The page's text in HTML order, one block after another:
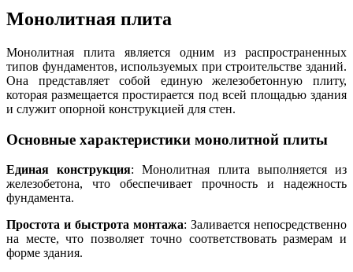
Монолитная плита
Монолитная плита является одним из распространенных
типов фундаментов, используемых при строительстве зданий.
Она представляет собой единую железобетонную плиту,
которая размещается простирается под всей площадью здания
и служит опорной конструкцией для стен.
Основные характеристики монолитной плиты
Единая конструкция: Монолитная плита выполняется из
железобетона, что обеспечивает прочность и надежность
фундамента.
Простота и быстрота монтажа: Заливается непосредственно
на месте, что позволяет точно соответствовать размерам и
форме здания.